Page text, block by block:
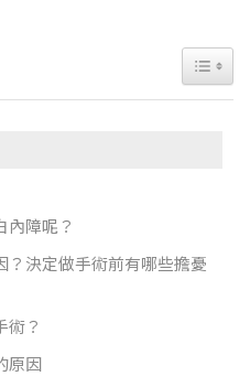
內障呢？
？決定做手術前有哪些擔憂
術？
原因